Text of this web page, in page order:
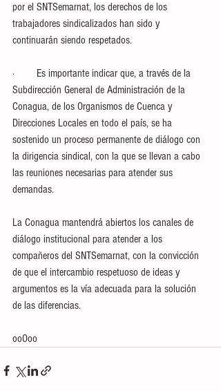
por el SNTSemarnat, los derechos de los
trabajadores sindicalizados han sido y
continuarán siendo respetados.
·        Es importante indicar que, a través de la
Subdirección General de Administración de la
Conagua, de los Organismos de Cuenca y
Direcciones Locales en todo el país, se ha
sostenido un proceso permanente de diálogo con
la dirigencia sindical, con la que se llevan a cabo
las reuniones necesarias para atender sus
demandas.
La Conagua mantendrá abiertos los canales de
diálogo institucional para atender a los
compañeros del SNTSemarnat, con la convicción
de que el intercambio respetuoso de ideas y
argumentos es la vía adecuada para la solución
de las diferencias.
ooOoo